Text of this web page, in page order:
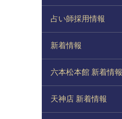
占い師採用情報
新着情報
六本松本館 新着情報
天神店 新着情報